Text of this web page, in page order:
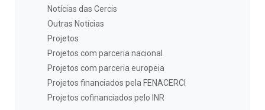
Notícias das Cercis
Outras Notícias
Projetos
Projetos com parceria nacional
Projetos com parceria europeia
Projetos financiados pela FENACERCI
Projetos cofinanciados pelo INR